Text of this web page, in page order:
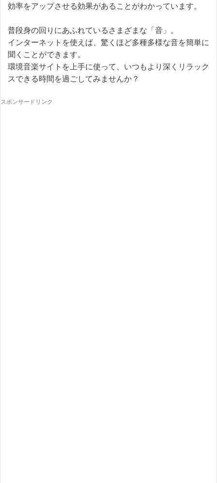
効率をアップさせる効果があることがわかっています。
普段身の回りにあふれているさまざまな「音」。
インターネットを使えば、驚くほど多種多様な音を簡単に
聞くことができます。
環境音楽サイトを上手に使って、いつもより深くリラック
スできる時間を過ごしてみませんか？
スポンサードリンク